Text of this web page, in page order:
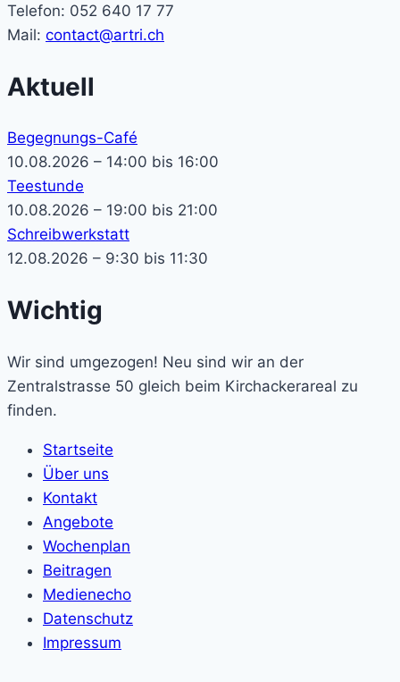
Telefon: 052 640 17 77
Mail: contact@artri.ch
Aktuell
Begegnungs-Café
10.08.2026 – 14:00 bis 16:00
Teestunde
10.08.2026 – 19:00 bis 21:00
Schreibwerkstatt
12.08.2026 – 9:30 bis 11:30
Wichtig
Wir sind umgezogen! Neu sind wir an der
Zentralstrasse 50 gleich beim Kirchackerareal zu
finden.
Startseite
Über uns
Kontakt
Angebote
Wochenplan
Beitragen
Medienecho
Datenschutz
Impressum